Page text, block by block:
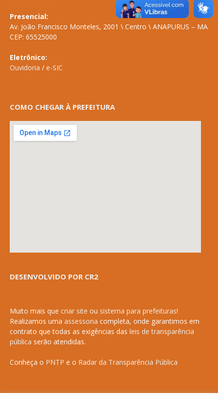
Presencial:
Av. João Francisco Monteles, 2001 \ Centro \ ANAPURUS – MA
CEP: 65525000
Eletrônico:
Ouvidoria / e-SIC
COMO CHEGAR À PREFEITURA
DESENVOLVIDO POR CR2
Muito mais que criar site ou sistema para prefeituras!
Realizamos uma assessoria completa, onde garantimos em
contrato que todas as exigências das leis de transparência
pública serão atendidas.
Conheça o PNTP e o Radar da Transparência Pública